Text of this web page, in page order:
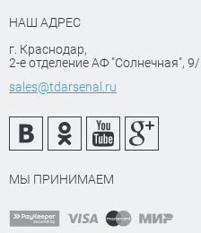
НАШ АДРЕС
г. Краснодар,
2-е отделение АФ "Солнечная",
sales@tdarsenal.ru
МЫ ПРИНИМАЕМ